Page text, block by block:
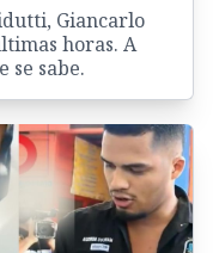
Giancarlo
horas. A
se sabe.